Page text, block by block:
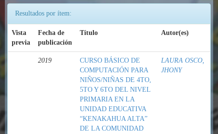
Resultados por ítem:
Vista
previa
Fecha de
publicación
Título Autor(es)
2019
CURSO BÁSICO DE
COMPUTACIÓN PARA
NIÑOS/NIÑAS DE 4TO,
5TO Y 6TO DEL NIVEL
PRIMARIA EN LA
UNIDAD EDUCATIVA
“KENAKAHUA ALTA”
DE LA COMUNIDAD
LAURA OSCO,
JHONY